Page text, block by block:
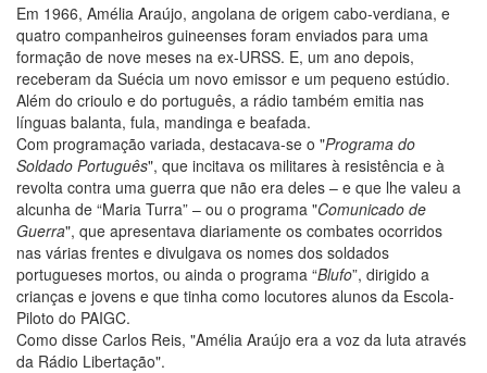
Em 1966, Amélia Araújo, angolana de origem cabo-verdiana, e
quatro companheiros guineenses foram enviados para uma
formação de nove meses na ex-URSS. E, um ano depois,
receberam da Suécia um novo emissor e um pequeno estúdio.
Além do crioulo e do português, a rádio também emitia nas
línguas balanta, fula, mandinga e beafada.
Com programação variada, destacava-se o "Programa do
Soldado Português", que incitava os militares à resistência e à
revolta contra uma guerra que não era deles – e que lhe valeu a
alcunha de “Maria Turra” – ou o programa "Comunicado de
Guerra", que apresentava diariamente os combates ocorridos
nas várias frentes e divulgava os nomes dos soldados
portugueses mortos, ou ainda o programa “Blufo”, dirigido a
crianças e jovens e que tinha como locutores alunos da Escola-
Piloto do PAIGC.
Como disse Carlos Reis, "Amélia Araújo era a voz da luta através
da Rádio Libertação".